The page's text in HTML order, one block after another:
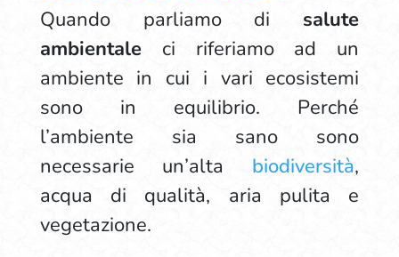
Quando parliamo di salute
ambientale ci riferiamo ad un
ambiente in cui i vari ecosistemi
sono in equilibrio. Perché
l’ambiente sia sano sono
necessarie un’alta biodiversità,
acqua di qualità, aria pulita e
vegetazione.